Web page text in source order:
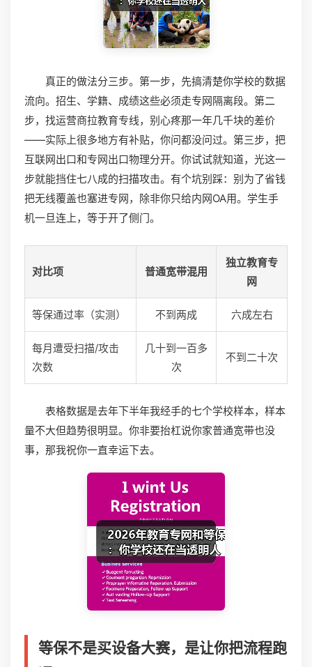
真正的做法分三步。第一步，先搞清楚你学校的数据
流向。招生、学籍、成绩这些必须走专网隔离段。第二
步，找运营商拉教育专线，别心疼那一年几千块的差价
——实际上很多地方有补贴，你问都没问过。第三步，把
互联网出口和专网出口物理分开。你试试就知道，光这一
步就能挡住七八成的扫描攻击。有个坑别踩：别为了省钱
把无线覆盖也塞进专网，除非你只给内网OA用。学生手
机一旦连上，等于开了侧门。
对比项 普通宽带混用
独立教育专
网
等保通过率（实测） 不到两成 六成左右
每月遭受扫描/攻击
次数
几十到一百多
次
不到二十次
表格数据是去年下半年我经手的七个学校样本，样本
量不大但趋势很明显。你非要抬杠说你家普通宽带也没
事，那我祝你一直幸运下去。
等保不是买设备大赛，是让你把流程跑